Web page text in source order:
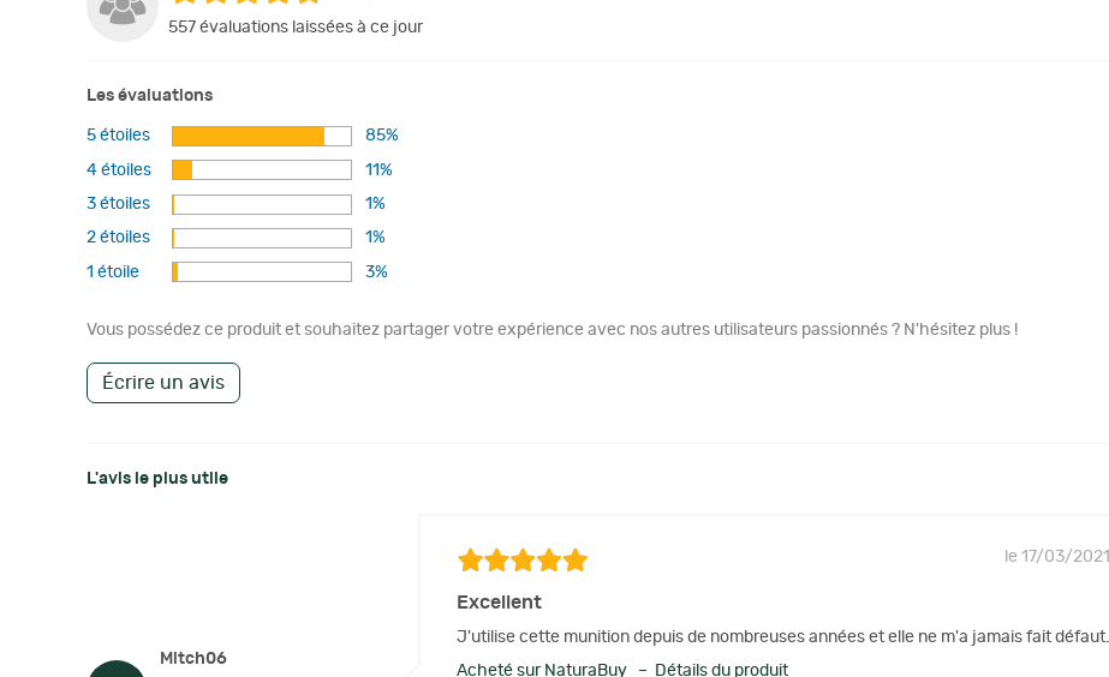
557 évaluations laissées à ce jour
Les évaluations
5 étoiles 85%
4 étoiles 11%
3 étoiles 1%
2 étoiles 1%
1 étoile 3%
Vous possédez ce produit et souhaitez partager votre expérience avec nos autres utilisateurs passionnés ? N'hésitez plus !
Écrire un avis
L'avis le plus utile
Mitch06
le 17/03/2021
Excellent
J'utilise cette munition depuis de nombreuses années et elle ne m'a jamais fait défaut.
Acheté sur NaturaBuy – Détails du produit